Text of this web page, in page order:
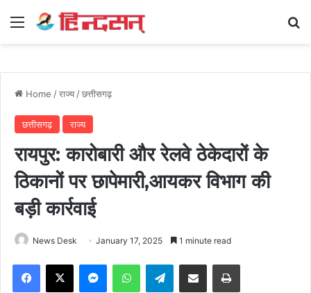
Menu
Home /राज्य /छत्तीसगढ़
छत्तीसगढ़ राज्य
रायपुर: कारोबारी और रेलवे ठेकेदारों के
ठिकानों पर छापेमारी,आयकर विभाग की
बड़ी कार्रवाई
News Desk January 17, 2025 1 minute read
Facebook
X MessengerWhatsAppTelegramShare via Email Print